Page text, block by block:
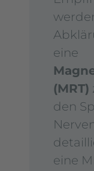
eine
(MRT)
den
eine